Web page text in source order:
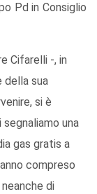
Pd in Consiglio
Cifarelli -, in
della sua
si è
una
gas gratis a
compreso
di